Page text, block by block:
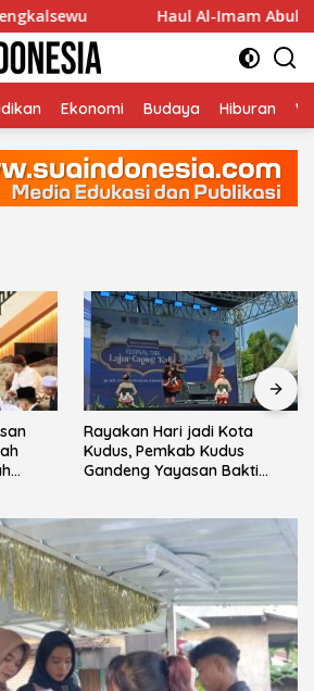
Haul Al-Imam Abul
Ekonomi Budaya Hiburan
Rayakan Hari jadi Kota
Kudus, Pemkab Kudus
Gandeng Yayasan Bakti